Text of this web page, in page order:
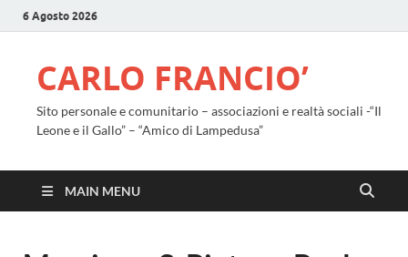
6 Agosto 2026
CARLO FRANCIO’
Sito personale e comunitario – associazioni e realtà sociali -“Il
Leone e il Gallo” – “Amico di Lampedusa”
MAIN MENU